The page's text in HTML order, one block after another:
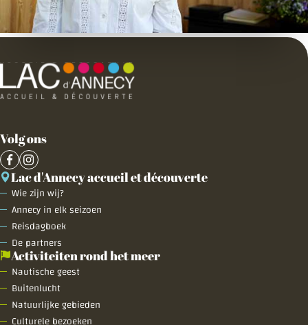
Volg ons
Lac d'Annecy accueil et découverte
Wie zijn wij?
Annecy in elk seizoen
Reisdagboek
De partners
Activiteiten rond het meer
Nautische geest
Buitenlucht
Natuurlijke gebieden